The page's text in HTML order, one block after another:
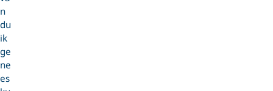
n
du
ik
ge
ne
es